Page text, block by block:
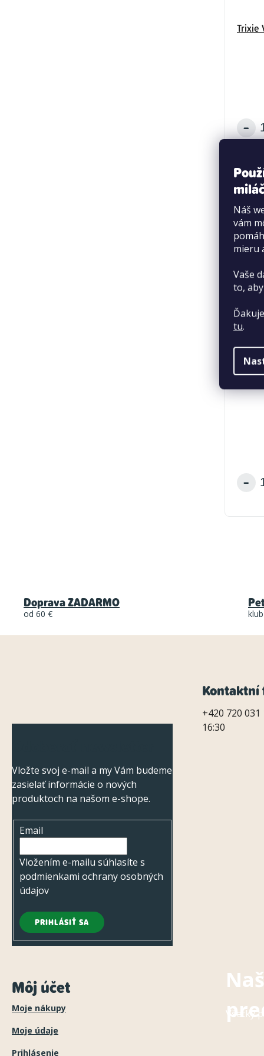
Náš
vám
mieru
Vaše
to,
tu.
Trixie
Doprava ZADARMO
od 60 €
Vložte svoj e-mail a my Vám budeme
zasielať informácie o nových
produktoch na našom e-shope.
Email
Vložením e-mailu súhlasíte s
podmienkami ochrany osobných
údajov
PRIHLÁSIŤ SA
+420 720 031
16:30
Môj účet
Moje nákupy
Moje údaje
Prihlásenie
Všetky